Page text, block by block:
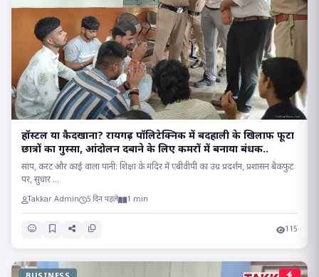
हॉस्टल या कैदखाना? रायगढ़ पॉलिटेक्निक में बदहाली के खिलाफ फूटा
छात्रों का गुस्सा, आंदोलन दबाने के लिए कमरों में बनाया बंधक..
सांप, करंट और काई वाला पानी: शिक्षा के मंदिर में एबीवीपी का उग्र प्रदर्शन, प्रशासन बैकफुट
पर, सुधार ...
Takkar Admin 5 दिन पहले 1 min
115